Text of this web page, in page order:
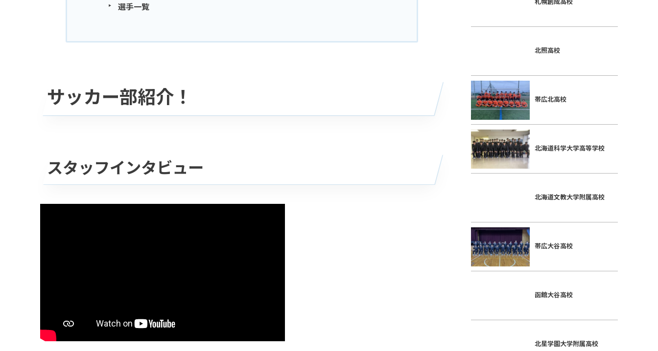
選手一覧
サッカー部紹介！
スタッフインタビュー
北照高校
帯広北高校
北海道科学大学高等学校
北海道文教大学附属高校
帯広大谷高校
函館大谷高校
北星学園大学附属高校